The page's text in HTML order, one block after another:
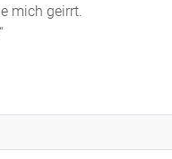
mich geirrt.